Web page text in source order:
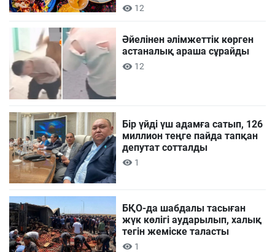
12
Әйелінен әлімжеттік көрген
астаналық араша сұрайды
12
Бір үйді үш адамға сатып, 126
миллион теңге пайда тапқан
депутат сотталды
1
БҚО-да шабдалы тасыған
жүк көлігі аударылып, халық
тегін жеміске таласты
1